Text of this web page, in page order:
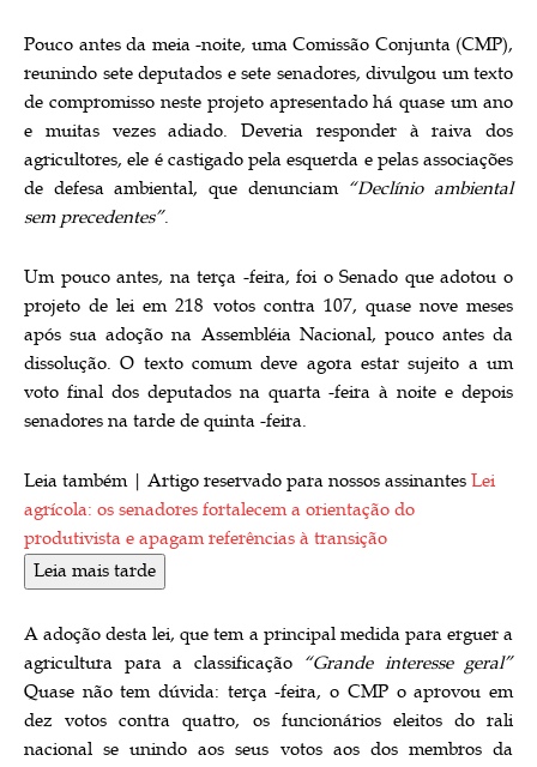
Pouco antes da meia -noite, uma Comissão Conjunta (CMP),
reunindo sete deputados e sete senadores, divulgou um texto
de compromisso neste projeto apresentado há quase um ano
e muitas vezes adiado. Deveria responder à raiva dos
agricultores, ele é castigado pela esquerda e pelas associações
de defesa ambiental, que denunciam “Declínio ambiental
sem precedentes”.
Um pouco antes, na terça -feira, foi o Senado que adotou o
projeto de lei em 218 votos contra 107, quase nove meses
após sua adoção na Assembléia Nacional, pouco antes da
dissolução. O texto comum deve agora estar sujeito a um
voto final dos deputados na quarta -feira à noite e depois
senadores na tarde de quinta -feira.
Leia também | Artigo reservado para nossos assinantes Lei
agrícola: os senadores fortalecem a orientação do
produtivista e apagam referências à transição
Leia mais tarde
A adoção desta lei, que tem a principal medida para erguer a
agricultura para a classificação “Grande interesse geral”
Quase não tem dúvida: terça -feira, o CMP o aprovou em
dez votos contra quatro, os funcionários eleitos do rali
nacional se unindo aos seus votos aos dos membros da